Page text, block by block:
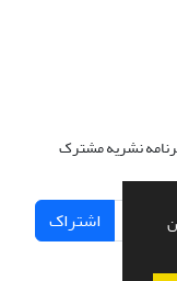
نشریه مشترک
اشتراک